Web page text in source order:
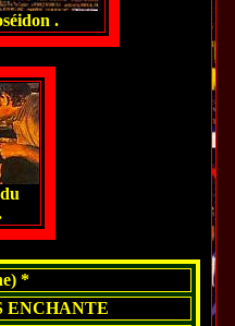
.
*
ENCHANTE